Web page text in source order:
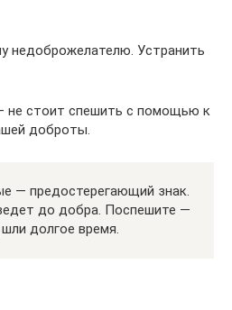
недоброжелателю. Устранить
не стоит спешить с помощью к
доброты.
— предостерегающий знак.
до добра. Поспешите —
долгое время.